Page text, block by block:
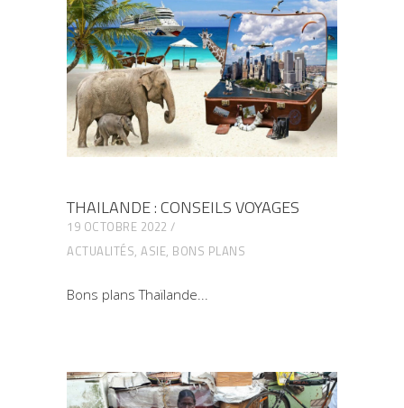
THAILANDE : CONSEILS VOYAGES
19 OCTOBRE 2022
ACTUALITÉS, ASIE, BONS PLANS
Bons plans Thaïlande